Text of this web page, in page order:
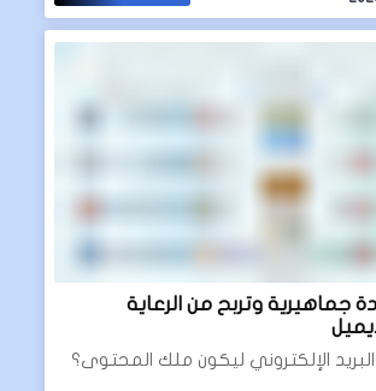
وتربح من الرعاية
الإلكتروني ليكون ملك المحتوى؟